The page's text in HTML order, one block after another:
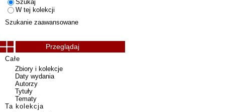
Szukaj
W tej kolekcji
Szukanie zaawansowane
Przeglądaj
Całe
Zbiory i kolekcje
Daty wydania
Autorzy
Tytuły
Tematy
Ta kolekcja